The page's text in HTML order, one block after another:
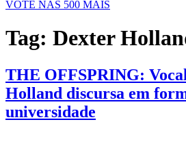
VOTE NAS 500 MAIS
Tag: Dexter
THE OFFSPRING:
Holland discursa em
universidade